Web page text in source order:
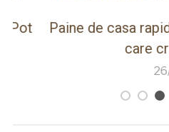
Paine de casa rapida
care
26/03/